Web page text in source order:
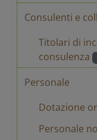
Consulenti e
Titolari di
consulenza
Personale
Dotazione
Personale